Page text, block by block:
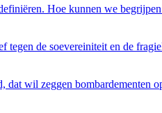
Hoe kunnen we
tegen de soevereiniteit en de
dat wil zeggen